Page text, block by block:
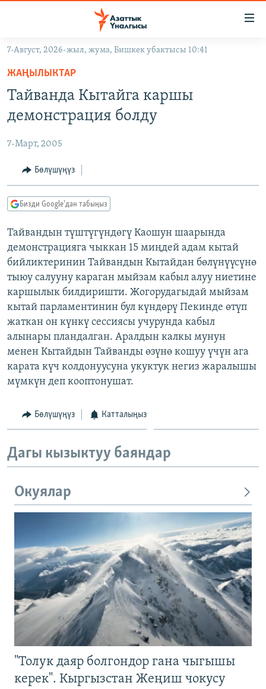
Навигацияга
өтүңүз
Издөөгө
салыңыз
ЭКОНОМИКА
МАДАНИЯТ
БОРБОР АЗИЯ
АТАЙЫН ИЛИКТӨӨ
ТВ ПРОГРАММАЛАР
ЭКСПЕРТТЕР ТАЛДАЙТ
БИЗ ЖАНА ДҮЙНӨ
ДАНИСТЕ
ЭЖЕ-СИҢДИЛЕР
ЫҢГАЙСЫЗ СУРООЛОР
ӨЗГӨЧӨ ПИКИР
Русский
ОНЛАЙН ШЕРИНЕ
ЭЕ/АРнун бардык сайттары
7-Август, 2026-жыл, жума, Бишкек убактысы 10:41
ЖАҢЫЛЫКТАР
Тайванда Кытайга каршы
демонстрация болду
7-Март, 2005
Бөлүшүңүз
Бизди Google'дан табыңыз
Тайвандын түштүгүндөгү Каошун шаарында
демонстрацияга чыккан 15 миңдей адам кытай
бийликтеринин Тайвандын Кытайдан бөлүнүүсүнө
тыюу салууну караган мыйзам кабыл алуу ниетине
каршылык билдиришти. Жогорудагыдай мыйзам
кытай парламентинин бул күндөрү Пекинде өтүп
жаткан он күнкү сессиясы учурунда кабыл
алынары пландалган. Аралдын калкы мунун
менен Кытайдын Тайванды өзүнө кошуу үчүн ага
карата күч колдонуусуна укуктук негиз жаралышы
мүмкүн деп кооптонушат.
Бөлүшүңүз Катталыңыз
Дагы кызыктуу баяндар
Окуялар
"Толук даяр болгондор гана чыгышы
керек". Кыргызстан Жеңиш чокусу